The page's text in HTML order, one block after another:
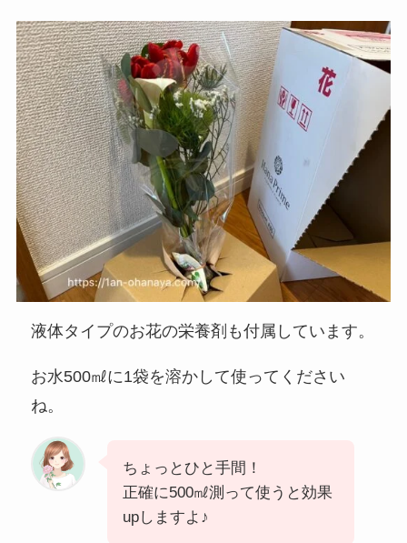
液体タイプのお花の栄養剤も付属しています。
お水500㎖に1袋を溶かして使ってください
ね。
ちょっとひと手間！
正確に500㎖測って使うと効果
upしますよ♪